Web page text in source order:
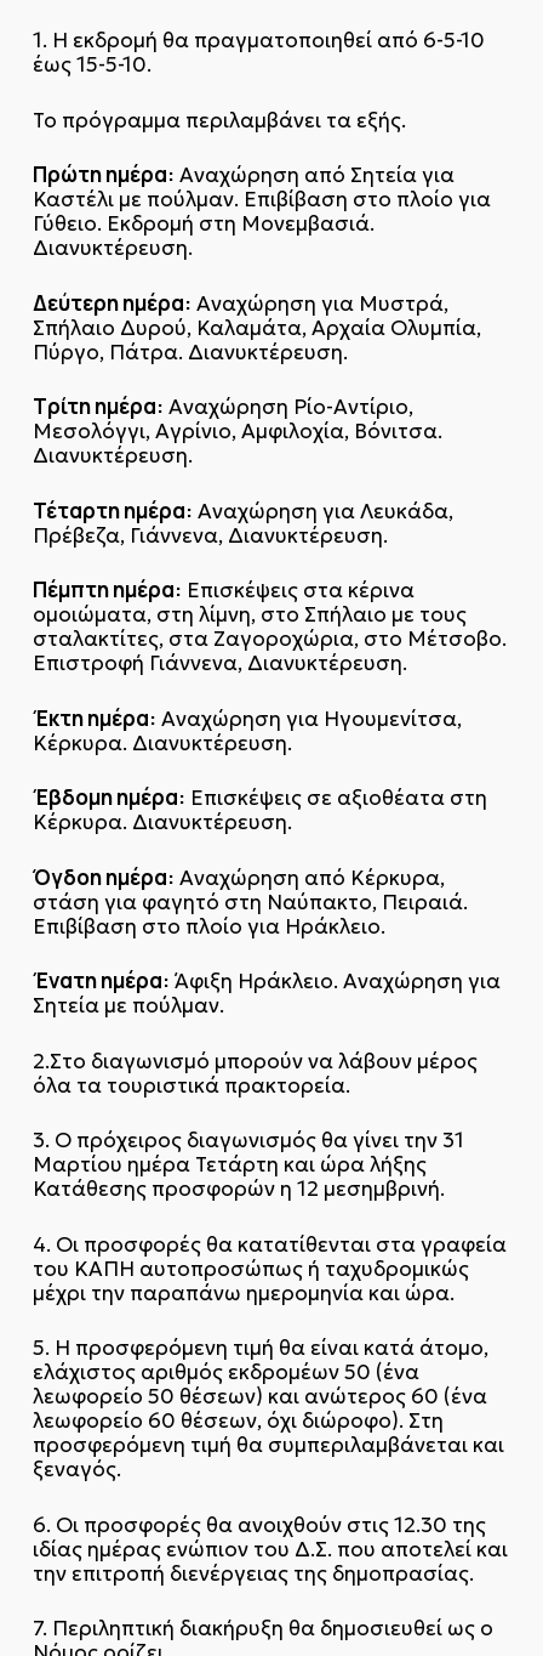
1. Η εκδρομή θα πραγματοποιηθεί από 6-5-10
έως 15-5-10.
Το πρόγραμμα περιλαμβάνει τα εξής.
Πρώτη ημέρα: Αναχώρηση από Σητεία για
Καστέλι με πούλμαν. Επιβίβαση στο πλοίο για
Γύθειο. Εκδρομή στη Μονεμβασιά.
Διανυκτέρευση.
Δεύτερη ημέρα: Αναχώρηση για Μυστρά,
Σπήλαιο Δυρού, Καλαμάτα‚ Αρχαία Ολυμπία,
Πύργο, Πάτρα. Διανυκτέρευση.
Τρίτη ημέρα: Αναχώρηση Ρίο-Αντίριο,
Μεσολόγγι‚ Αγρίνιο, Αμφιλοχία, Βόνιτσα.
Διανυκτέρευση.
Τέταρτη ημέρα: Αναχώρηση για Λευκάδα,
Πρέβεζα, Γιάννενα, Διανυκτέρευση.
Πέμπτη ημέρα: Επισκέψεις στα κέρινα
ομοιώματα‚ στη λίμνη, στο Σπήλαιο με τους
σταλακτίτες, στα Ζαγοροχώρια, στο Μέτσοβο.
Επιστροφή Γιάννενα, Διανυκτέρευση.
Έκτη ημέρα: Αναχώρηση για Ηγουμενίτσα,
Κέρκυρα. Διανυκτέρευση.
Έβδομη ημέρα: Επισκέψεις σε αξιοθέατα στη
Κέρκυρα. Διανυκτέρευση.
Όγδοη ημέρα: Αναχώρηση από Κέρκυρα,
στάση για φαγητό στη Ναύπακτο, Πειραιά.
Επιβίβαση στο πλοίο για Ηράκλειο.
Ένατη ημέρα: Άφιξη Ηράκλειο. Αναχώρηση για
Σητεία με πούλμαν.
2.Στο διαγωνισμό μπορούν να λάβουν μέρος
όλα τα τουριστικά πρακτορεία.
3. Ο πρόχειρος διαγωνισμός θα γίνει την 31
Μαρτίου ημέρα Τετάρτη και ώρα λήξης
Κατάθεσης προσφορών η 12 μεσημβρινή.
4. Οι προσφορές θα κατατίθενται στα γραφεία
του ΚΑΠΗ αυτοπροσώπως ή ταχυδρομικώς
μέχρι την παραπάνω ημερομηνία και ώρα.
5. Η προσφερόμενη τιμή θα είναι κατά άτομο,
ελάχιστος αριθμός εκδρομέων 50 (ένα
λεωφορείο 50 θέσεων) και ανώτερος 60 (ένα
λεωφορείο 60 θέσεων, όχι διώροφο). Στη
προσφερόμενη τιμή θα συμπεριλαμβάνεται και
ξεναγός.
6. Οι προσφορές θα ανοιχθούν στις 12.30 της
ιδίας ημέρας ενώπιον του Δ.Σ. που αποτελεί και
την επιτροπή διενέργειας της δημοπρασίας.
7. Περιληπτική διακήρυξη θα δημοσιευθεί ως ο